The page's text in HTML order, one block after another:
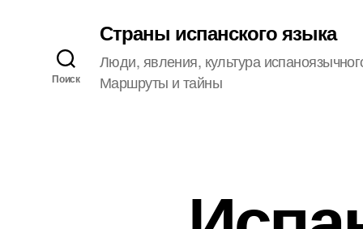
Поиск
Страны испанского языка
Люди, явления, культура
Маршруты и тайны